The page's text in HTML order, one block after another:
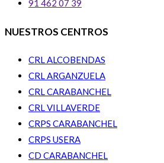
91 462 07 39
NUESTROS CENTROS
CRL ALCOBENDAS
CRL ARGANZUELA
CRL CARABANCHEL
CRL VILLAVERDE
CRPS CARABANCHEL
CRPS USERA
CD CARABANCHEL